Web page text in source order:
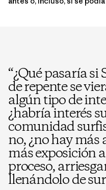
“¿Qué pasaría si
de repente se
algún tipo de
¿habría interés
comunidad
no, ¿no hay
más exposición
proceso,
llenándolo de